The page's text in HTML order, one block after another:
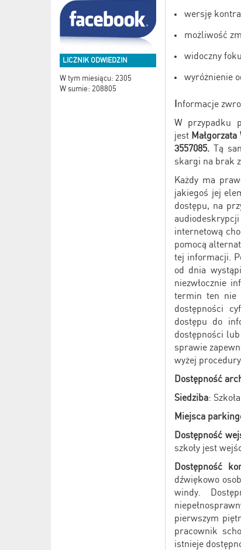
LICZNIK ODWIEDZIN
W tym miesiącu: 2305
W sumie: 208805
wersję
możliwość
widoczny
wyróżnienie
Informacje
W przypadku
jest Małgorzata
3557085. Tą
skargi na brak
Każdy ma
jakiegoś jej
dostępu, na
audiodeskrypcji
internetową
pomocą
tej informacji.
od dnia
niezwłocznie
termin ten nie
dostępności
dostępu do
dostępności
sprawie
wyżej
Dostępność
Siedziba:
Miejsca
Dostępność
szkoły jest
Dostępność
dźwiękowo
windy.
pierwszym
pracownik
istnieje